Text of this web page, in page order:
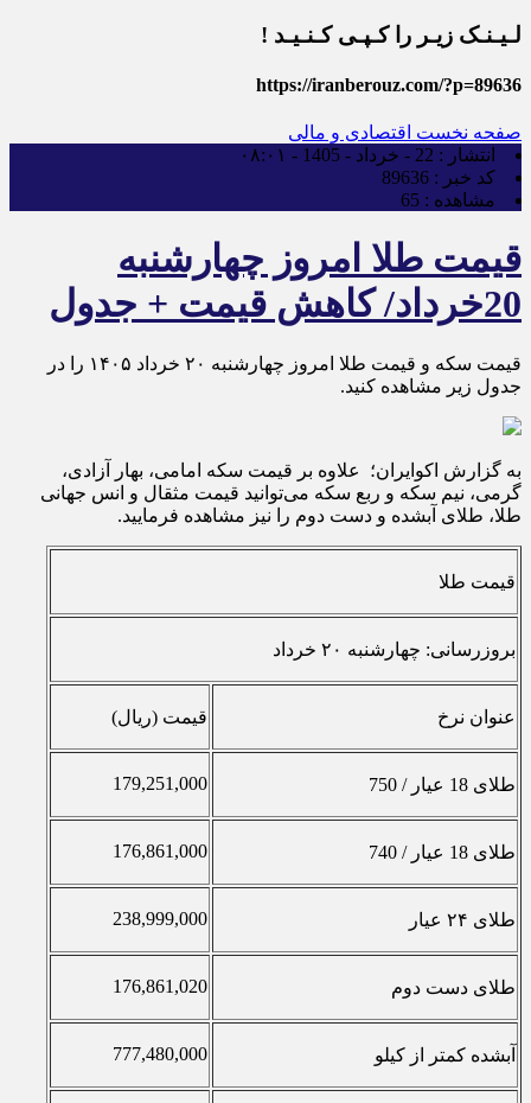
لـیـنـک زیـر را کـپـی کـنـیـد !
https://iranberouz.com/?p=89636
صفحه نخست اقتصادی و مالی
انتشار : 22 - خرداد - 1405 - ۰۸:۰۱
کد خبر : 89636
مشاهده : 65
قیمت طلا امروز چهارشنبه
20خرداد/ کاهش قیمت + جدول
قیمت سکه و قیمت طلا امروز چهارشنبه ۲۰ خرداد ۱۴۰۵ را در
جدول زیر مشاهده کنید.
به گزارش اکوایران؛ علاوه بر قیمت سکه امامی، بهار آزادی،
گرمی، نیم سکه و ربع سکه می‌توانید قیمت مثقال و انس جهانی
طلا، طلای آبشده و دست دوم را نیز مشاهده فرمایید.
قیمت طلا
بروزرسانی: چهارشنبه ۲۰ خرداد
عنوان نرخ قیمت (ریال)
طلای 18 عیار / 750 179,251,000
طلای 18 عیار / 740 176,861,000
طلای ۲۴ عیار 238,999,000
طلای دست دوم 176,861,020
آبشده کمتر از کیلو 777,480,000